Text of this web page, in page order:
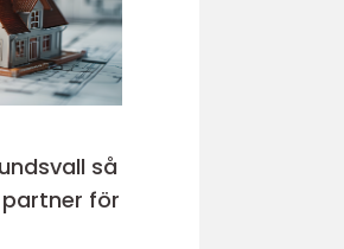
så
för